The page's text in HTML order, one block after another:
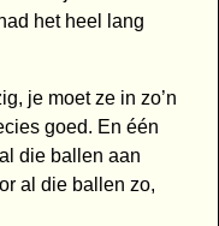
het heel lang
je moet ze in zo’n
goed. En één
die ballen aan
al die ballen zo,